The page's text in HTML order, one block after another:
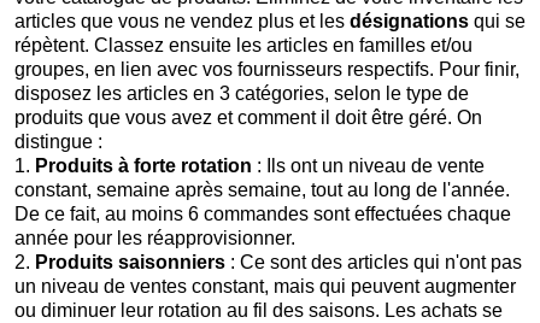
articles que vous ne vendez plus et les désignations qui se
répètent. Classez ensuite les articles en familles et/ou
groupes, en lien avec vos fournisseurs respectifs. Pour finir,
disposez les articles en 3 catégories, selon le type de
produits que vous avez et comment il doit être géré. On
distingue :
1. Produits à forte rotation : Ils ont un niveau de vente
constant, semaine après semaine, tout au long de l'année.
De ce fait, au moins 6 commandes sont effectuées chaque
année pour les réapprovisionner.
2. Produits saisonniers : Ce sont des articles qui n'ont pas
un niveau de ventes constant, mais qui peuvent augmenter
ou diminuer leur rotation au fil des saisons. Les achats se